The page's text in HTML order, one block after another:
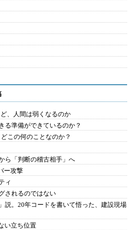
、人間は弱くなるのか
る準備ができているのか？
この何のことなのか？
ら「判断の稽古相手」へ
ー攻撃
ィ
されるのではない
説。20年コードを書いて悟った、建設現場
い立ち位置